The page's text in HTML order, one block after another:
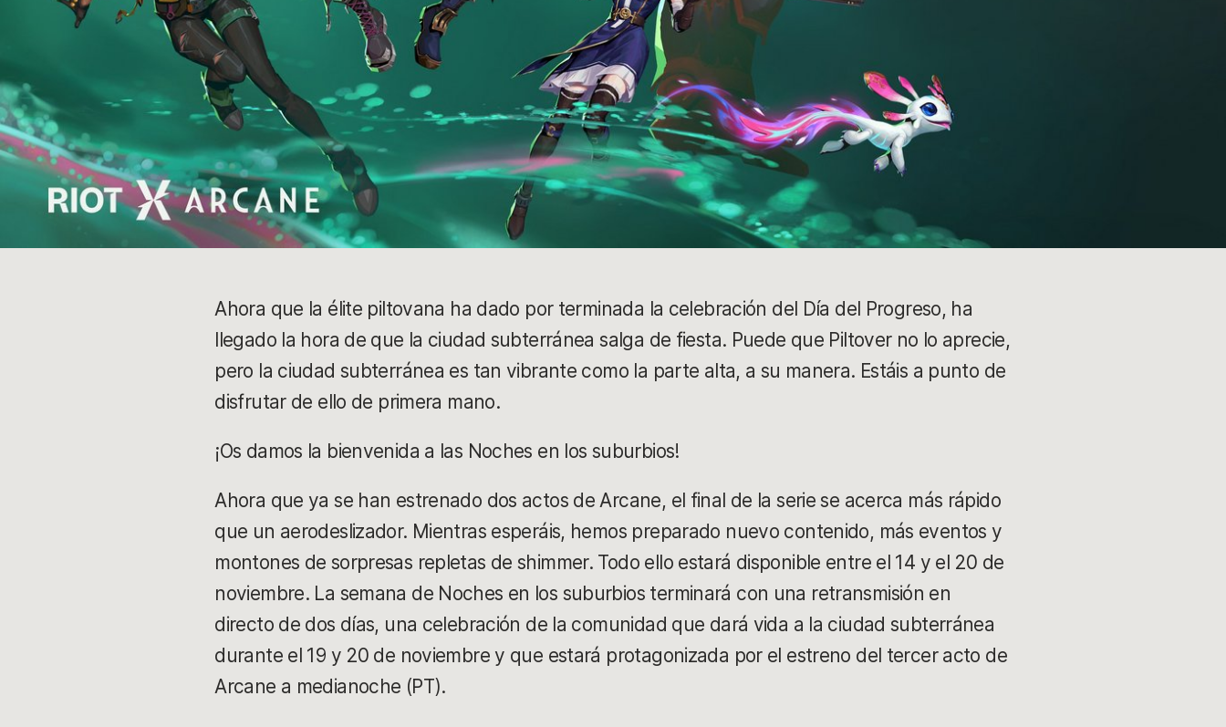
Ahora que la élite piltovana ha dado por terminada la celebración del Día del Progreso, ha
llegado la hora de que la ciudad subterránea salga de fiesta. Puede que Piltover no lo aprecie,
pero la ciudad subterránea es tan vibrante como la parte alta, a su manera. Estáis a punto de
disfrutar de ello de primera mano.
¡Os damos la bienvenida a las Noches en los suburbios!
Ahora que ya se han estrenado dos actos de Arcane, el final de la serie se acerca más rápido
que un aerodeslizador. Mientras esperáis, hemos preparado nuevo contenido, más eventos y
montones de sorpresas repletas de shimmer. Todo ello estará disponible entre el 14 y el 20 de
noviembre. La semana de Noches en los suburbios terminará con una retransmisión en
directo de dos días, una celebración de la comunidad que dará vida a la ciudad subterránea
durante el 19 y 20 de noviembre y que estará protagonizada por el estreno del tercer acto de
Arcane a medianoche (PT).